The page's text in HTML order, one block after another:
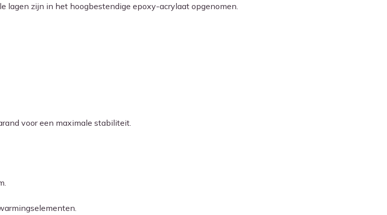
lagen zijn in het hoogbestendige epoxy-acrylaat opgenomen.
voor een maximale stabiliteit.